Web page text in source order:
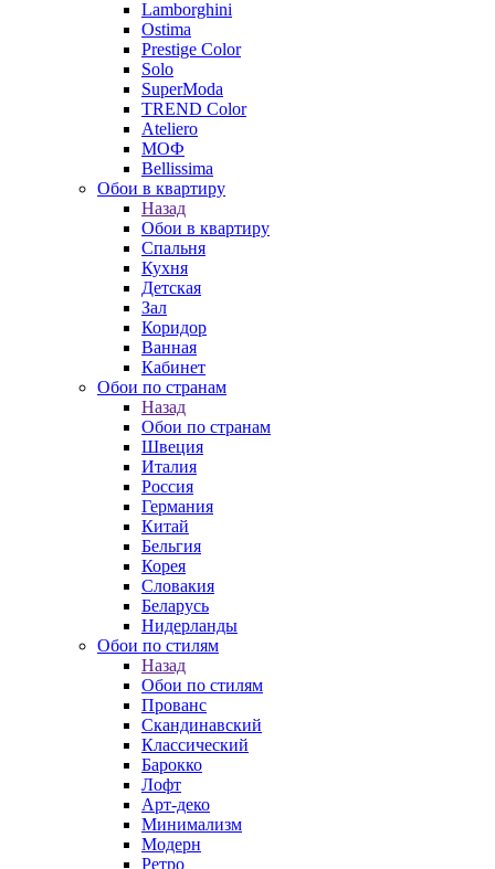
Lamborghini
Ostima
Prestige Color
Solo
SuperModa
TREND Color
Ateliero
МОФ
Bellissima
Обои в квартиру
Назад
Обои в квартиру
Спальня
Кухня
Детская
Зал
Коридор
Ванная
Кабинет
Обои по странам
Назад
Обои по странам
Швеция
Италия
Россия
Германия
Китай
Бельгия
Корея
Словакия
Беларусь
Нидерланды
Обои по стилям
Назад
Обои по стилям
Прованс
Скандинавский
Классический
Барокко
Лофт
Арт-деко
Минимализм
Модерн
Ретро